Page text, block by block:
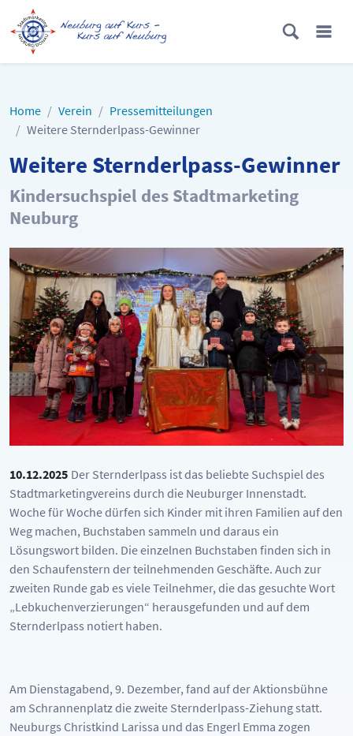
Home Verein
Pressemitteilungen
Weitere Sternderlpass-Gewinner
Weitere Sternderlpass-Gewinner
Kindersuchspiel des Stadtmarketing
Neuburg
10.12.2025 Der Sternderlpass ist das beliebte Suchspiel des
Stadtmarketingvereins durch die Neuburger Innenstadt.
Woche für Woche dürfen sich Kinder mit ihren Familien auf den
Weg machen, Buchstaben sammeln und daraus ein
Lösungswort bilden. Die einzelnen Buchstaben finden sich in
den Schaufenstern der teilnehmenden Geschäfte. Auch zur
zweiten Runde gab es viele Teilnehmer, die das gesuchte Wort
„Lebkuchenverzierungen“ herausgefunden und auf dem
Sternderlpass notiert haben.
Am Dienstagabend, 9. Dezember, fand auf der Aktionsbühne
am Schrannenplatz die zweite Sternderlpass-Ziehung statt.
Neuburgs Christkind Larissa und das Engerl Emma zogen